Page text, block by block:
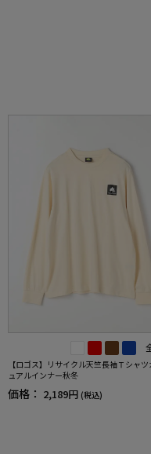
【ロゴス】リサイクル天竺長袖Ｔシャツ
ュアルインナー秋冬
価格： 2,189円 (税込)